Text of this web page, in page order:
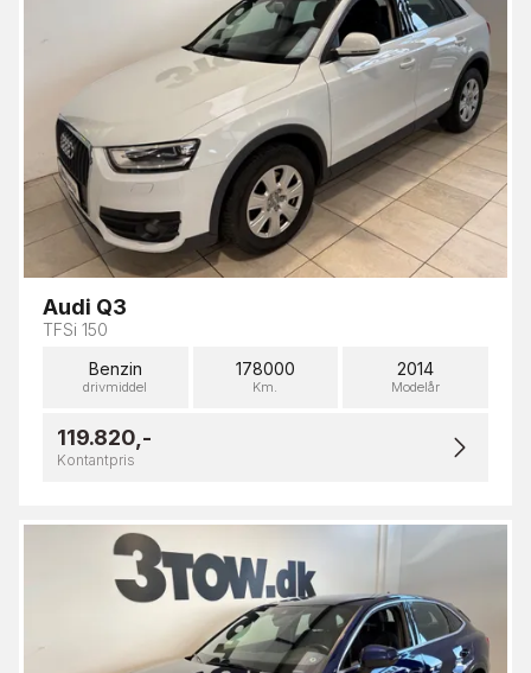
Audi Q3
TFSi 150
Benzin
drivmiddel
178000
Km.
2014
Modelår
119.820,-
Kontantpris